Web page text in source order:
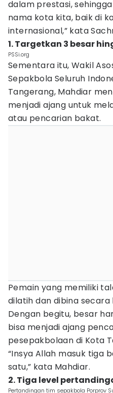
dalam prestasi,
nama kota kita, baik di
internasional,” kata
1. Targetkan 3 besar
PSSi.org
Sementara itu, Wakil
Sepakbola Seluruh
Tangerang, Mahdiar
menjadi ajang untuk
atau pencarian bakat.
Pemain yang memiliki
dilatih dan dibina
Dengan begitu, besar
bisa menjadi ajang
pesepakbolaan di Kota
“Insya Allah masuk tiga
satu,” kata Mahdiar.
2. Tiga level
Pertandingan tim sepakbola Porprov